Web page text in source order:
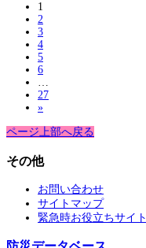
1
2
3
4
5
6
…
27
»
ページ上部へ戻る
その他
お問い合わせ
サイトマップ
緊急時お役立ちサイト